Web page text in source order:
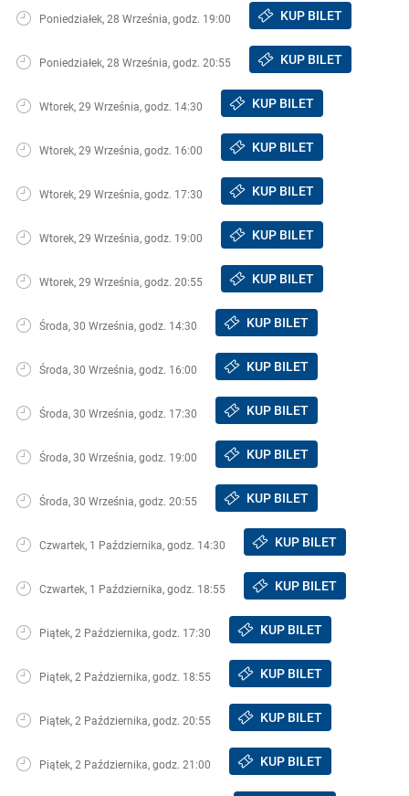
Poniedziałek, 28 Września, godz. 19:00 KUP BILET
Poniedziałek, 28 Września, godz. 20:55 KUP BILET
Wtorek, 29 Września, godz. 14:30 KUP BILET
Wtorek, 29 Września, godz. 16:00 KUP BILET
Wtorek, 29 Września, godz. 17:30 KUP BILET
Wtorek, 29 Września, godz. 19:00 KUP BILET
Wtorek, 29 Września, godz. 20:55 KUP BILET
Środa, 30 Września, godz. 14:30 KUP BILET
Środa, 30 Września, godz. 16:00 KUP BILET
Środa, 30 Września, godz. 17:30 KUP BILET
Środa, 30 Września, godz. 19:00 KUP BILET
Środa, 30 Września, godz. 20:55 KUP BILET
Czwartek, 1 Października, godz. 14:30 KUP BILET
Czwartek, 1 Października, godz. 18:55 KUP BILET
Piątek, 2 Października, godz. 17:30 KUP BILET
Piątek, 2 Października, godz. 18:55 KUP BILET
Piątek, 2 Października, godz. 20:55 KUP BILET
Piątek, 2 Października, godz. 21:00 KUP BILET